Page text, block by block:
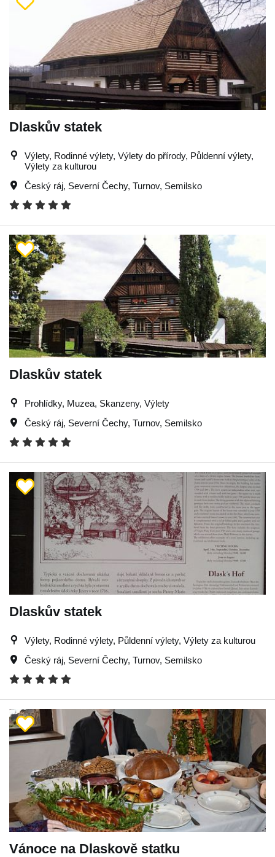
Dlaskův statek
Výlety, Rodinné výlety, Výlety do přírody, Půldenní výlety,
Výlety za kulturou
Český ráj, Severní Čechy, Turnov, Semilsko
Dlaskův statek
Prohlídky, Muzea, Skanzeny, Výlety
Český ráj, Severní Čechy, Turnov, Semilsko
Dlaskův statek
Výlety, Rodinné výlety, Půldenní výlety, Výlety za kulturou
Český ráj, Severní Čechy, Turnov, Semilsko
Vánoce na Dlaskově statku